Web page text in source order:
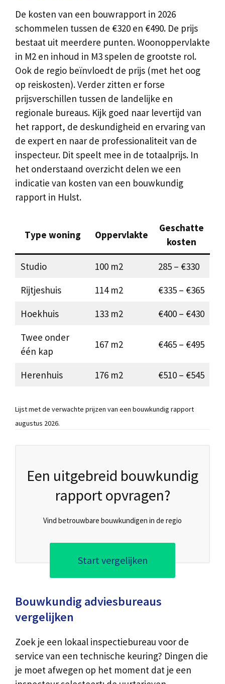
De kosten van een bouwrapport in 2026
schommelen tussen de €320 en €490. De prijs
bestaat uit meerdere punten. Woonoppervlakte
in M2 en inhoud in M3 spelen de grootste rol.
Ook de regio beïnvloedt de prijs (met het oog
op reiskosten). Verder zitten er forse
prijsverschillen tussen de landelijke en
regionale bureaus. Kijk goed naar levertijd van
het rapport, de deskundigheid en ervaring van
de expert en naar de professionaliteit van de
inspecteur. Dit speelt mee in de totaalprijs. In
het onderstaand overzicht delen we een
indicatie van kosten van een bouwkundig
rapport in Hulst.
Type woning Oppervlakte
Geschatte
kosten
Studio 100 m2
285 – €330
Rijtjeshuis
114 m2
€335 – €365
Hoekhuis
133 m2
€400 – €430
Twee onder
één kap
167 m2 €465 – €495
Herenhuis 176 m2 €510 – €545
Lijst met de verwachte prijzen van een bouwkundig rapport
augustus 2026.
Een uitgebreid bouwkundig
rapport opvragen?
Vind betrouwbare bouwkundigen in de regio
Start vergelijken
Bouwkundig adviesbureaus
vergelijken
Zoek je een lokaal inspectiebureau voor de
service van een technische keuring? Dingen die
je moet afwegen op het moment dat je een